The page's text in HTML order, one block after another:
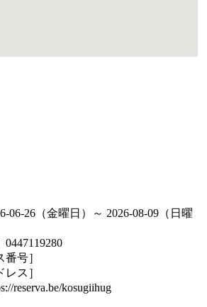
06-26（金曜日）～ 2026-08-09（日曜
0447119280
番号］
レス］
reserva.be/kosugiihug